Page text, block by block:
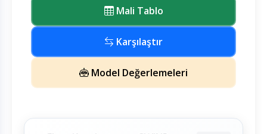
Mali Tablo
Karşılaştır
Model Değerlemeleri